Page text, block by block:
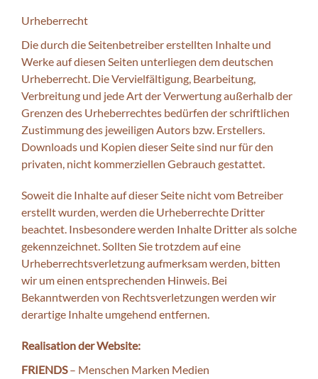
Urheberrecht
Die durch die Seitenbetreiber erstellten Inhalte und
Werke auf diesen Seiten unterliegen dem deutschen
Urheberrecht. Die Vervielfältigung, Bearbeitung,
Verbreitung und jede Art der Verwertung außerhalb der
Grenzen des Urheberrechtes bedürfen der schriftlichen
Zustimmung des jeweiligen Autors bzw. Erstellers.
Downloads und Kopien dieser Seite sind nur für den
privaten, nicht kommerziellen Gebrauch gestattet.
Soweit die Inhalte auf dieser Seite nicht vom Betreiber
erstellt wurden, werden die Urheberrechte Dritter
beachtet. Insbesondere werden Inhalte Dritter als solche
gekennzeichnet. Sollten Sie trotzdem auf eine
Urheberrechtsverletzung aufmerksam werden, bitten
wir um einen entsprechenden Hinweis. Bei
Bekanntwerden von Rechtsverletzungen werden wir
derartige Inhalte umgehend entfernen.
Realisation der Website:
FRIENDS– Menschen Marken Medien